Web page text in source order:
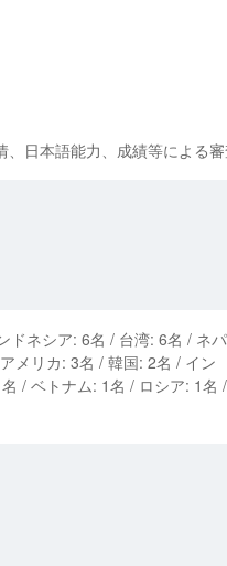
日本語能力、成績等による審
ドネシア: 6名 / 台湾: 6名 / ネパ
アメリカ: 3名 / 韓国: 2名 / イン
名 / ベトナム: 1名 / ロシア: 1名 /